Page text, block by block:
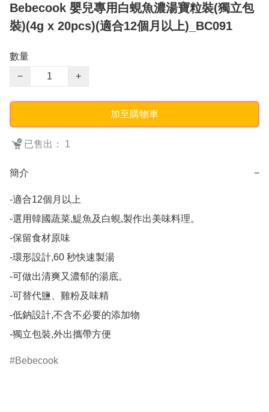
Bebecook 嬰兒專用白蜆魚濃湯寶粒裝(獨立包
裝)(4g x 20pcs)(適合12個月以上)_BC091
數量
−
+
加至購物車
已售出： 1
簡介 −
-適合12個月以上
-選用韓國蔬菜,鯷魚及白蜆,製作出美味料理。
-保留食材原味
-環形設計,60 秒快速製湯
-可做出清爽又濃郁的湯底。
-可替代鹽、雞粉及味精
-低鈉設計,不含不必要的添加物
-獨立包裝,外出攜帶方便
Bebecook